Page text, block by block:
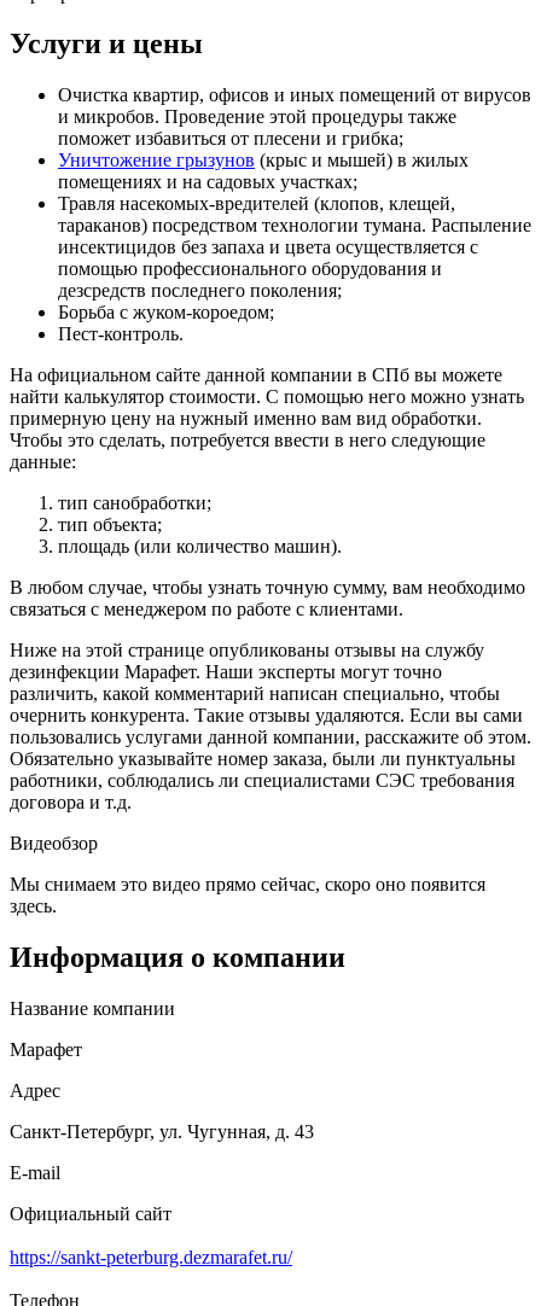
Услуги и цены
Очистка квартир, офисов и иных помещений от вирусов
и микробов. Проведение этой процедуры также
поможет избавиться от плесени и грибка;
Уничтожение грызунов (крыс и мышей) в жилых
помещениях и на садовых участках;
Травля насекомых-вредителей (клопов, клещей,
тараканов) посредством технологии тумана. Распыление
инсектицидов без запаха и цвета осуществляется с
помощью профессионального оборудования и
дезсредств последнего поколения;
Борьба с жуком-короедом;
Пест-контроль.
На официальном сайте данной компании в СПб вы можете
найти калькулятор стоимости. С помощью него можно узнать
примерную цену на нужный именно вам вид обработки.
Чтобы это сделать, потребуется ввести в него следующие
данные:
тип санобработки;
тип объекта;
площадь (или количество машин).
В любом случае, чтобы узнать точную сумму, вам необходимо
связаться с менеджером по работе с клиентами.
Ниже на этой странице опубликованы отзывы на службу
дезинфекции Марафет. Наши эксперты могут точно
различить, какой комментарий написан специально, чтобы
очернить конкурента. Такие отзывы удаляются. Если вы сами
пользовались услугами данной компании, расскажите об этом.
Обязательно указывайте номер заказа, были ли пунктуальны
работники, соблюдались ли специалистами СЭС требования
договора и т.д.
Видеобзор
Мы снимаем это видео прямо сейчас, скоро оно появится
здесь.
Информация о компании
Название компании
Марафет
Адрес
Санкт-Петербург, ул. Чугунная, д. 43
E-mail
Официальный сайт
https://sankt-peterburg.dezmarafet.ru/
Телефон